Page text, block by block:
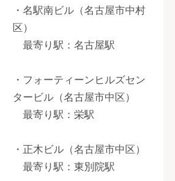
・名駅南ビル（名古屋市中村
区）
最寄り駅：名古屋駅
・フォーティーンヒルズセン
タービル（名古屋市中区）
最寄り駅：栄駅
・正木ビル（名古屋市中区）
最寄り駅：東別院駅